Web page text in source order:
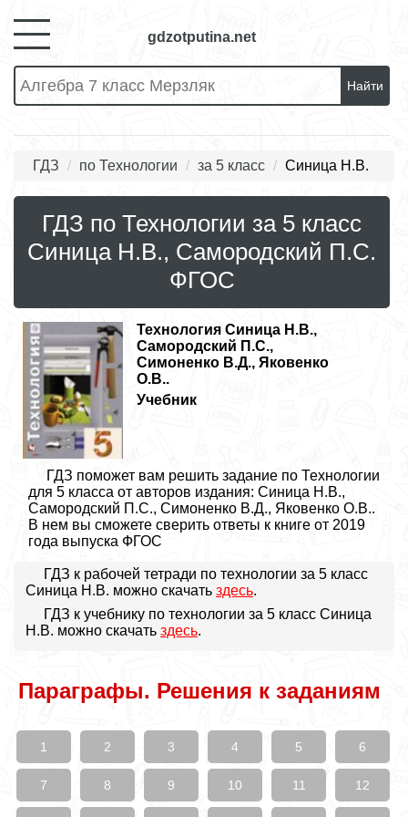
gdzotputina.net
Найти
ГДЗ по Технологии за 5 класс Синица Н.В.
ГДЗ по Технологии за 5 класс
Синица Н.В., Самородский П.С.
ФГОС
Технология Синица Н.В.,
Самородский П.С.,
Симоненко В.Д., Яковенко
О.В..
Учебник
ГДЗ поможет вам решить задание по Технологии
для 5 класса от авторов издания: Синица Н.В.,
Самородский П.С., Симоненко В.Д., Яковенко О.В..
В нем вы сможете сверить ответы к книге от 2019
года выпуска ФГОС
ГДЗ к рабочей тетради по технологии за 5 класс
Синица Н.В. можно скачать здесь.
ГДЗ к учебнику по технологии за 5 класс Синица
Н.В. можно скачать здесь.
Параграфы. Решения к заданиям
1 2 3 4 5 6
7 8 9 10 11 12